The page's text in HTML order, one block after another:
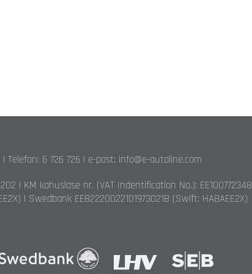
| Telefon: 6 726 726 | e-post: info@e-autoline.com
| KM kohuslase nr. (VAT Indentification No.): EE100772348
| Swedbank EE822200221019730218 (Swift: HABAEE2X)